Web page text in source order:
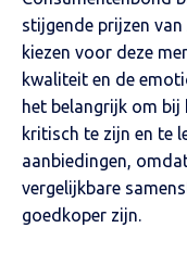
stijgende prijzen van
kiezen voor deze
kwaliteit en de
het belangrijk om
kritisch te zijn en te
aanbiedingen,
vergelijkbare
goedkoper zijn.